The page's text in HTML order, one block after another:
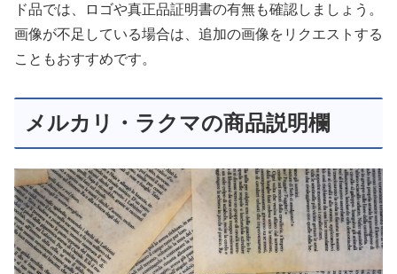
ド品では、ロゴや真正品証明書の有無も確認しましょう。
画像が不足している場合は、追加の画像をリクエストする
こともおすすめです。
メルカリ・ラクマの商品説明欄